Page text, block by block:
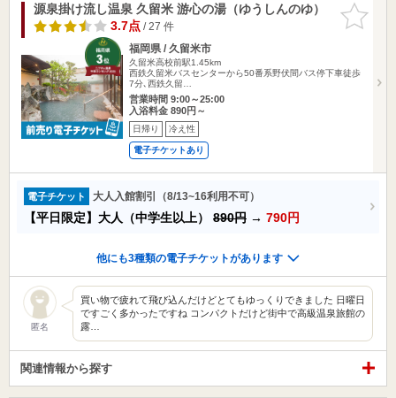
お気に入
りに追加
源泉掛け流し温泉 久留米 游心の湯（ゆうしんのゆ）
3.7点/ 27 件
福岡県 / 久留米市
久留米高校前駅1.45km
西鉄久留米バスセンターから50番系野伏間バス停下車徒歩
7分､西鉄久留…
営業時間 9:00～25:00
入浴料金 890円～
日帰り 冷え性
電子チケットあり
電子チケット 大人入館割引（8/13~16利用不可）
【平日限定】大人（中学生以上） 890円 → 790円
他にも3種類の電子チケットがあります
匿名
買い物で疲れて飛び込んだけどとてもゆっくりできました 日曜日
ですごく多かったですね コンパクトだけど街中で高級温泉旅館の
露…
関連情報から探す